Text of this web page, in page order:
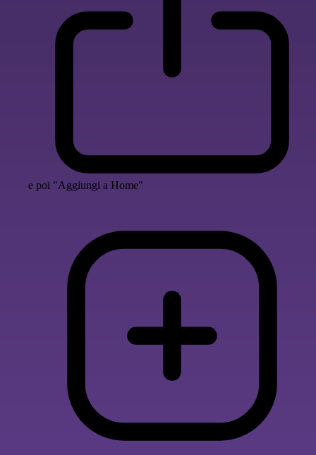
e poi "Aggiungi a Home"